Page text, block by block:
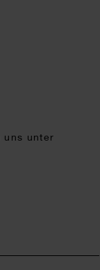
uns unter